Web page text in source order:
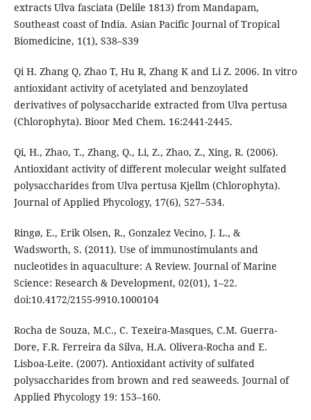
extracts Ulva fasciata (Delile 1813) from Mandapam,
Southeast coast of India. Asian Pacific Journal of Tropical
Biomedicine, 1(1), S38–S39
Qi H. Zhang Q, Zhao T, Hu R, Zhang K and Li Z. 2006. In vitro
antioxidant activity of acetylated and benzoylated
derivatives of polysaccharide extracted from Ulva pertusa
(Chlorophyta). Bioor Med Chem. 16:2441-2445.
Qi, H., Zhao, T., Zhang, Q., Li, Z., Zhao, Z., Xing, R. (2006).
Antioxidant activity of different molecular weight sulfated
polysaccharides from Ulva pertusa Kjellm (Chlorophyta).
Journal of Applied Phycology, 17(6), 527–534.
Ringø, E., Erik Olsen, R., Gonzalez Vecino, J. L., &
Wadsworth, S. (2011). Use of immunostimulants and
nucleotides in aquaculture: A Review. Journal of Marine
Science: Research & Development, 02(01), 1–22.
doi:10.4172/2155-9910.1000104
Rocha de Souza, M.C., C. Texeira-Masques, C.M. Guerra-
Dore, F.R. Ferreira da Silva, H.A. Olivera-Rocha and E.
Lisboa-Leite. (2007). Antioxidant activity of sulfated
polysaccharides from brown and red seaweeds. Journal of
Applied Phycology 19: 153–160.